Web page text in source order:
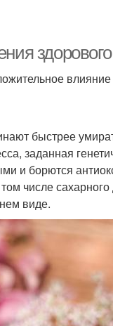
быстрее
заданная
и борются
числе
виде.